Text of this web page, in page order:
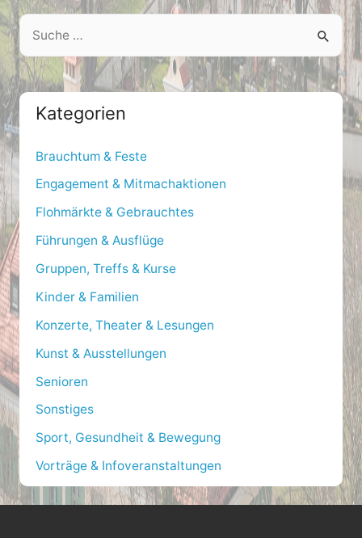
durch
das
Sanierungsgebiet
Moosach
S
e
a
r
c
f
r
:
Kategorien
Brauchtum & Feste
Engagement & Mitmachaktionen
Flohmärkte & Gebrauchtes
Führungen & Ausflüge
Gruppen, Treffs & Kurse
Kinder & Familien
Konzerte, Theater & Lesungen
Kunst & Ausstellungen
Senioren
Sonstiges
Sport, Gesundheit & Bewegung
Vorträge & Infoveranstaltungen